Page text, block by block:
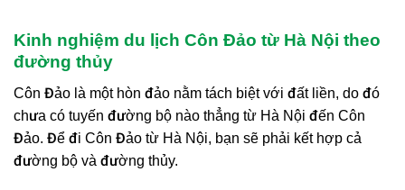
Kinh nghiệm du lịch Côn Đảo từ Hà Nội theo
đường thủy
Côn Đảo là một hòn đảo nằm tách biệt với đất liền, do đó
chưa có tuyến đường bộ nào thẳng từ Hà Nội đến Côn
Đảo. Để đi Côn Đảo từ Hà Nội, bạn sẽ phải kết hợp cả
đường bộ và đường thủy.